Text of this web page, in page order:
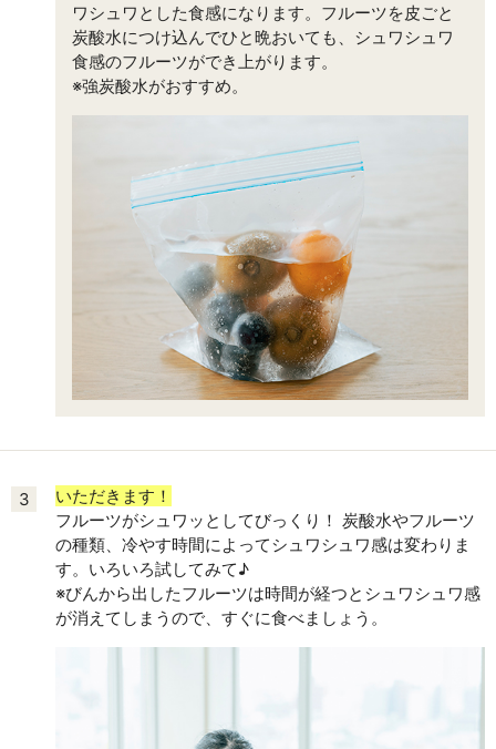
ワシュワとした食感になります。フルーツを皮ごと
炭酸水につけ込んでひと晩おいても、シュワシュワ
食感のフルーツができ上がります。
※強炭酸水がおすすめ。
3
いただきます！
フルーツがシュワッとしてびっくり！ 炭酸水やフルーツ
の種類、冷やす時間によってシュワシュワ感は変わりま
す。いろいろ試してみて♪
※びんから出したフルーツは時間が経つとシュワシュワ感
が消えてしまうので、すぐに食べましょう。